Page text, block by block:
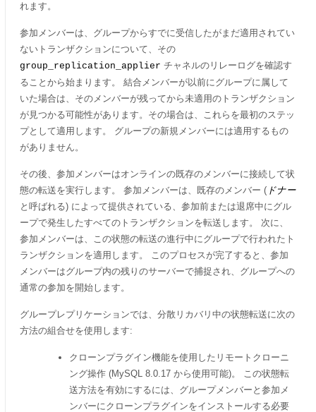
れます。
参加メンバーは、グループからすでに受信したがまだ適用されてい
ないトランザクションについて、その
group_replication_applier チャネルのリレーログを確認す
ることから始まります。 結合メンバーが以前にグループに属して
いた場合は、そのメンバーが残ってから未適用のトランザクション
が見つかる可能性があります。その場合は、これらを最初のステッ
プとして適用します。 グループの新規メンバーには適用するもの
がありません。
その後、参加メンバーはオンラインの既存のメンバーに接続して状
態の転送を実行します。 参加メンバーは、既存のメンバー ( ドナー
と呼ばれる) によって提供されている、参加前または退席中にグル
ープで発生したすべてのトランザクションを転送します。 次に、
参加メンバーは、この状態の転送の進行中にグループで行われたト
ランザクションを適用します。 このプロセスが完了すると、参加
メンバーはグループ内の残りのサーバーで捕捉され、グループへの
通常の参加を開始します。
グループレプリケーションでは、分散リカバリ中の状態転送に次の
方法の組合せを使用します:
クローンプラグイン機能を使用したリモートクローニ
ング操作 (MySQL 8.0.17 から使用可能)。 この状態転
送方法を有効にするには、グループメンバーと参加メ
ンバーにクローンプラグインをインストールする必要